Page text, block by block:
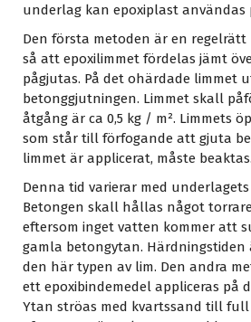
underlag kan epoxiplast användas
Den första metoden är en
så att epoxilimmet fördelas jämt
pågjutas. På det ohärdade limmet
betonggjutningen. Limmet skall
åtgång är ca 0,5 kg / m². Limmets
som står till förfogande att gjuta
limmet är applicerat, måste beaktas.
Denna tid varierar med
Betongen skall hållas något
eftersom inget vatten kommer att
gamla betongytan.
den här typen av lim. Den andra
ett epoxibindemedel appliceras på
Ytan ströas med kvartssand till